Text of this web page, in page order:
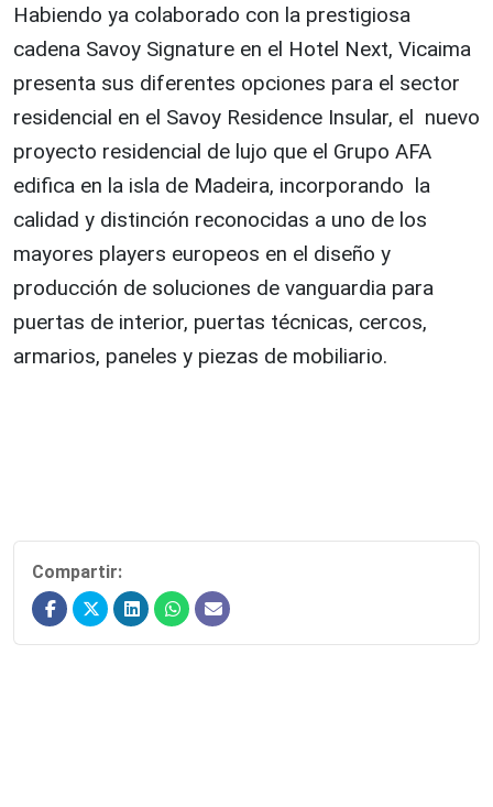
Habiendo ya colaborado con la prestigiosa
cadena Savoy Signature en el Hotel Next, Vicaima
presenta sus diferentes opciones para el sector
residencial en el Savoy Residence Insular, el nuevo
proyecto residencial de lujo que el Grupo AFA
edifica en la isla de Madeira, incorporando la
calidad y distinción reconocidas a uno de los
mayores players europeos en el diseño y
producción de soluciones de vanguardia para
puertas de interior, puertas técnicas, cercos,
armarios, paneles y piezas de mobiliario.
Compartir: